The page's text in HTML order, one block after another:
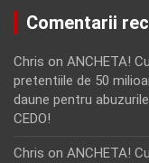
Comentarii
Chris on ANCHETA!
pretentiile de 50
daune pentru
CEDO!
Chris on ANCHETA!